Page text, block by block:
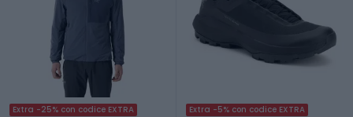
Extra -25% con codice EXTRA Extra -5% con codice EXTRA